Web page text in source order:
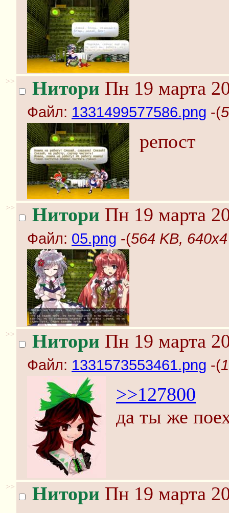
>> Нитори Пн 19 марта
Файл: 1331499577586.png -(
репост
>> Нитори Пн 19 марта
Файл: 05.png -(564 KB,
>> Нитори Пн 19 марта
Файл: 1331573553461.png -(
>>127800
да ты же
>> Нитори Пн 19 марта